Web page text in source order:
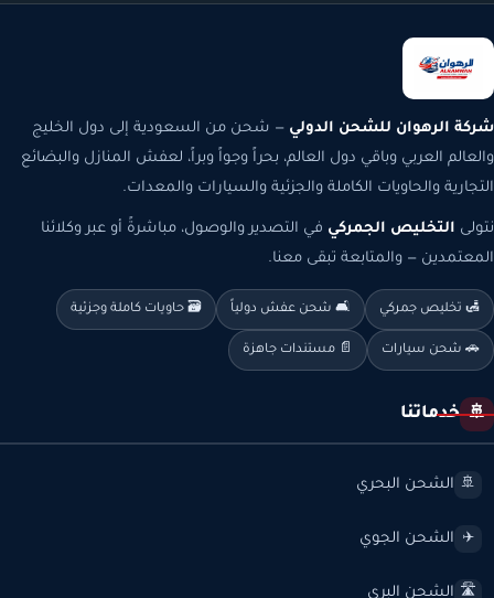
شركة الرهوان للشحن الدولي — شحن من السعودية إلى دول الخليج
والعالم العربي وباقي دول العالم، بحراً وجواً وبراً، لعفش المنازل والبضائع
التجارية والحاويات الكاملة والجزئية والسيارات والمعدات.
نتولى التخليص الجمركي في التصدير والوصول، مباشرةً أو عبر وكلائنا
المعتمدين — والمتابعة تبقى معنا.
🛃 تخليص جمركي 🛋️ شحن عفش دولياً 🗃️ حاويات كاملة وجزئية
🚗 شحن سيارات 📄 مستندات جاهزة
🚢 خدماتنا
🚢 الشحن البحري
✈️ الشحن الجوي
🛣️ الشحن البري